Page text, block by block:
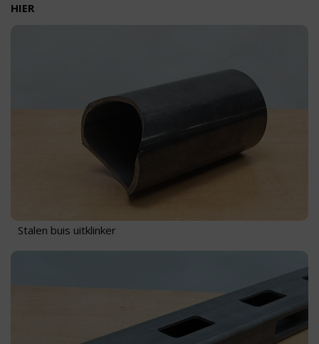
HIER
Stalen buis uitklinker